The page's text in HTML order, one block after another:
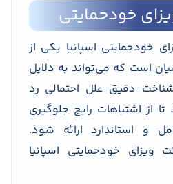
خودحمایتی
خودحمایتی اسپانیا یکی از
است که می‌تواند به دلایل
دقیق علل احتمالی رد
از اشتباهات رایج جلوگیری
و استاندارد ارائه شود.
ویزای خودحمایتی اسپانیا